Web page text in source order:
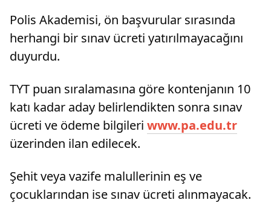
Polis Akademisi, ön başvurular sırasında
herhangi bir sınav ücreti yatırılmayacağını
duyurdu.
TYT puan sıralamasına göre kontenjanın 10
katı kadar aday belirlendikten sonra sınav
ücreti ve ödeme bilgileri www.pa.edu.tr
üzerinden ilan edilecek.
Şehit veya vazife malullerinin eş ve
çocuklarından ise sınav ücreti alınmayacak.